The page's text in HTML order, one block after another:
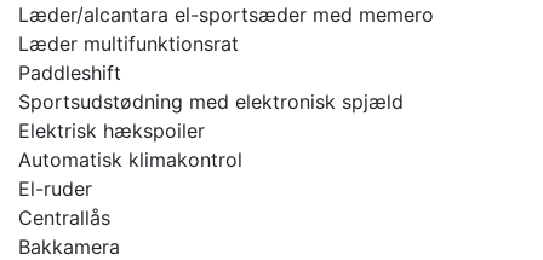
Læder/alcantara el-sportsæder med memero
Læder multifunktionsrat
Paddleshift
Sportsudstødning med elektronisk spjæld
Elektrisk hækspoiler
Automatisk klimakontrol
El-ruder
Centrallås
Bakkamera